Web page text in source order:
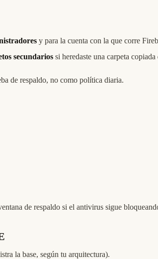
y para la cuenta con la que corre
secundarios si heredaste una carpeta
de respaldo, no como política diaria.
de respaldo si el antivirus sigue
la base, según tu arquitectura).